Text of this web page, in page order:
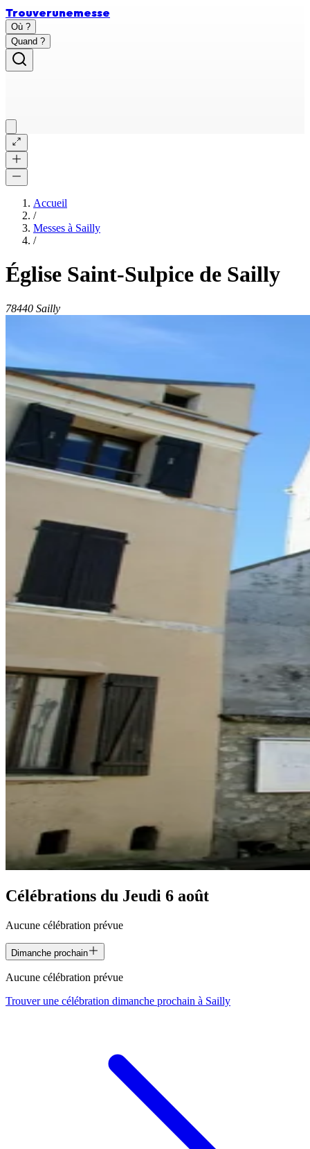
Trouverunemesse
Où ?
Quand ?
Accueil
/
Messes à Sailly
/
Église Saint-Sulpice de Sailly
78440 Sailly
Célébrations du Jeudi 6 août
Aucune célébration prévue
Dimanche prochain
Aucune célébration prévue
Trouver une célébration dimanche prochain à Sailly